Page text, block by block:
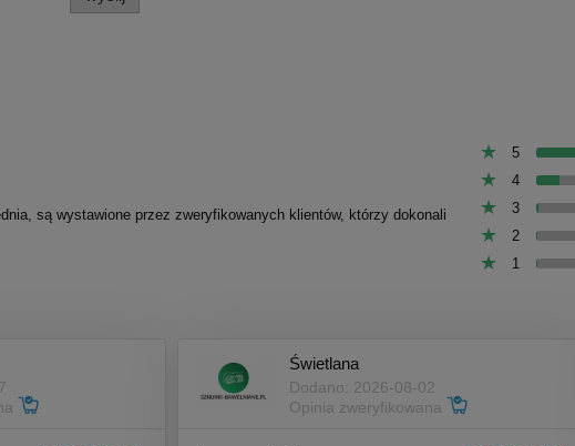
są wystawione przez zweryfikowanych klientów, którzy dokonali
5
4
3
2
1
Świetlana
Dodano: 2026-08-02
Opinia zweryfikowana